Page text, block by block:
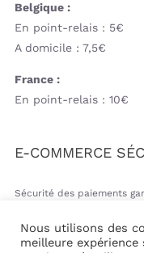
Belgique :
En point-relais : 5€
A domicile : 7,5€
France :
En point-relais : 10€
E-COMMERCE
Sécurité des paiements
Nous utilisons des
meilleure